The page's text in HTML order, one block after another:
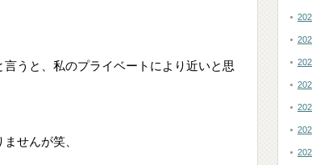
うと、私のプライベートにより近いと思
せんが笑、